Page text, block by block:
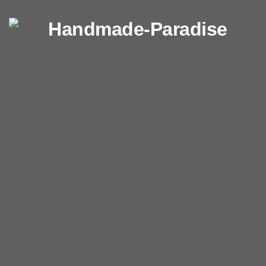
Перейти к содержимому